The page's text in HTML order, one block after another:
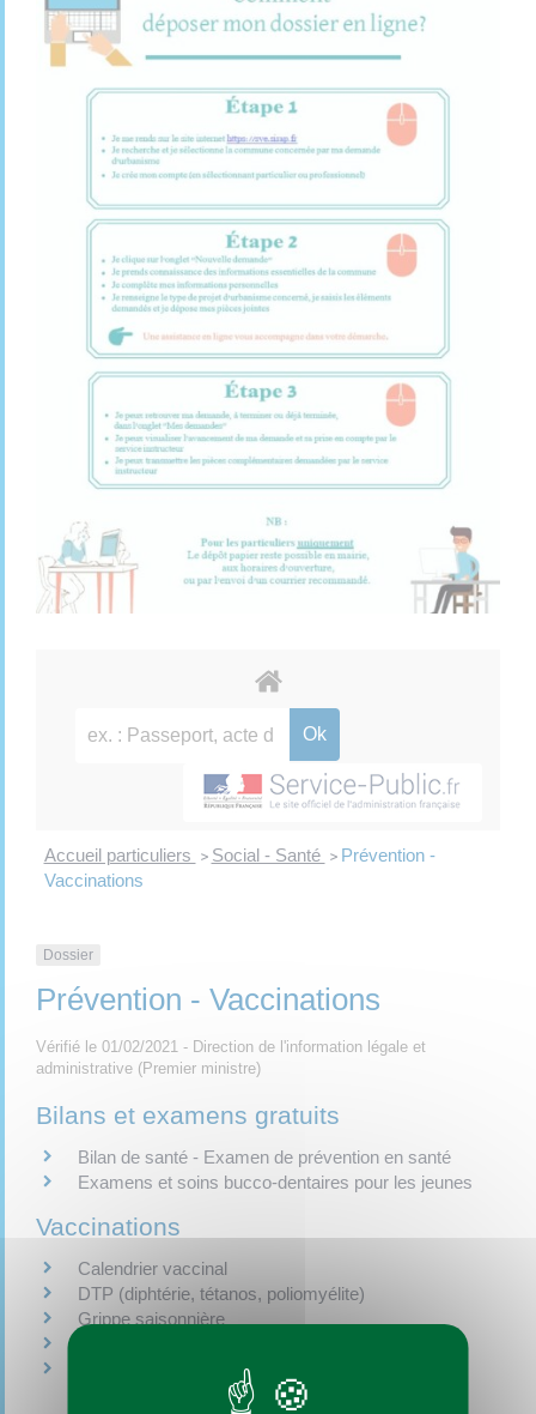
Accueil particuliers > Social - Santé > Prévention -
Vaccinations
Dossier
Prévention - Vaccinations
Vérifié le 01/02/2021 - Direction de l'information légale et
administrative (Premier ministre)
Bilans et examens gratuits
Bilan de santé - Examen de prévention en santé
Examens et soins bucco-dentaires pour les jeunes
Vaccinations
Calendrier vaccinal
DTP (diphtérie, tétanos, poliomyélite)
Grippe saisonnière